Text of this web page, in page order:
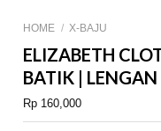
HOME / X-BAJU
ELIZABETH
BATIK |
Rp 160,000